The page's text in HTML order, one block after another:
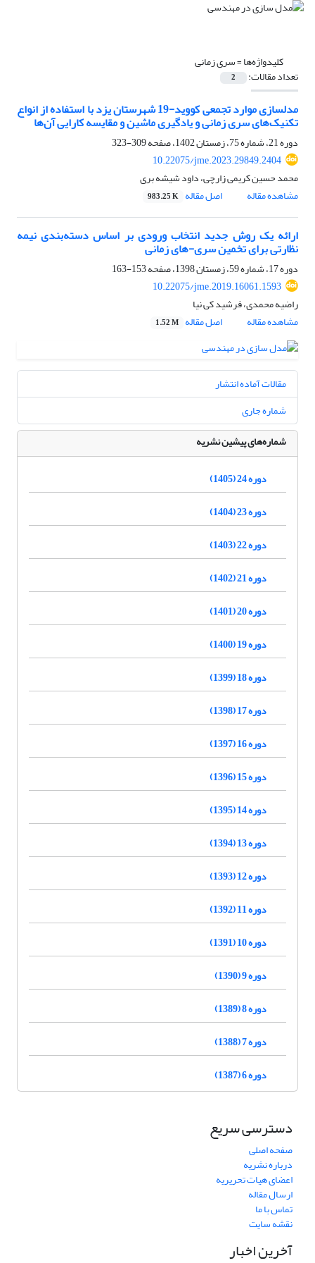
کلیدواژه‌ها =سری زمانی
تعداد مقالات: 2
مدلسازی موارد تجمعی کووید-19 شهرستان یزد با استفاده از انواع
تکنیک‌های سری زمانی و یادگیری ماشین و مقایسه کارایی آن‌ها
دوره 21، شماره 75، زمستان 1402، صفحه
309-323
10.22075/jme.2023.29849.2404
محمد حسین کریمی زارچی، داود شیشه بری
مشاهده مقاله
اصل مقاله 983.25 K
ارائه یک روش جدید انتخاب ورودی بر اساس دسته‌بندی نیمه
نظارتی برای تخمین سری-های زمانی
دوره 17، شماره 59، زمستان 1398، صفحه
153-163
10.22075/jme.2019.16061.1593
راضیه محمدی، فرشید کی نیا
مشاهده مقاله
اصل مقاله 1.52 M
مقالات آماده انتشار
شماره جاری
شماره‌های پیشین نشریه
دوره 24 (1405)
دوره 23 (1404)
دوره 22 (1403)
دوره 21 (1402)
دوره 20 (1401)
دوره 19 (1400)
دوره 18 (1399)
دوره 17 (1398)
دوره 16 (1397)
دوره 15 (1396)
دوره 14 (1395)
دوره 13 (1394)
دوره 12 (1393)
دوره 11 (1392)
دوره 10 (1391)
دوره 9 (1390)
دوره 8 (1389)
دوره 7 (1388)
دوره 6 (1387)
دسترسی سریع
صفحه اصلی
درباره نشریه
اعضای هیات تحریریه
ارسال مقاله
تماس با ما
نقشه سایت
آخرین اخبار